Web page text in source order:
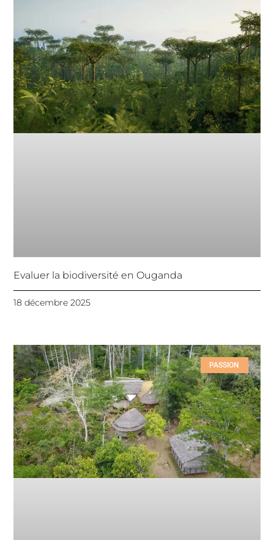
Evaluer la biodiversité en Ouganda
18 décembre 2025
PASSION